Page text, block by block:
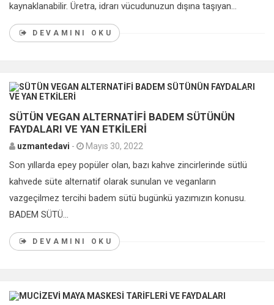
kaynaklanabilir. Üretra, idrarı vücudunuzun dışına taşıyan...
DEVAMINI OKU
0
SÜTÜN VEGAN ALTERNATİFİ BADEM SÜTÜNÜN
FAYDALARI VE YAN ETKİLERİ
uzmantedavi - Mayıs 30, 2022
Son yıllarda epey popüler olan, bazı kahve zincirlerinde sütlü
kahvede süte alternatif olarak sunulan ve veganların
vazgeçilmez tercihi badem sütü bugünkü yazımızın konusu.
BADEM SÜTÜ...
DEVAMINI OKU